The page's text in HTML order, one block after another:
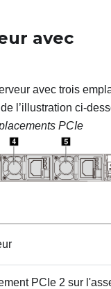
avec
avec trois
l’illustration ci-
PCIe
PCIe 2 sur